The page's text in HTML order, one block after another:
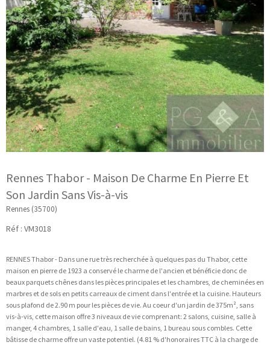
Rennes Thabor - Maison De Charme En Pierre Et
Son Jardin Sans Vis-à-vis
Rennes (35700)
Réf : VM3018
RENNES Thabor - Dans une rue très recherchée à quelques pas du Thabor, cette
maison en pierre de 1923 a conservé le charme de l'ancien et bénéficie donc de
beaux parquets chênes dans les pièces principales et les chambres, de cheminées en
marbres et de sols en petits carreaux de ciment dans l'entrée et la cuisine. Hauteurs
sous plafond de 2.90 m pour les pièces de vie. Au coeur d'un jardin de 375m², sans
vis-à-vis, cette maison offre 3 niveaux de vie comprenant: 2 salons, cuisine, salle à
manger, 4 chambres, 1 salle d'eau, 1 salle de bains, 1 bureau sous combles. Cette
bâtisse de charme offre un vaste potentiel. (4.81 % d'honoraires TTC à la charge de